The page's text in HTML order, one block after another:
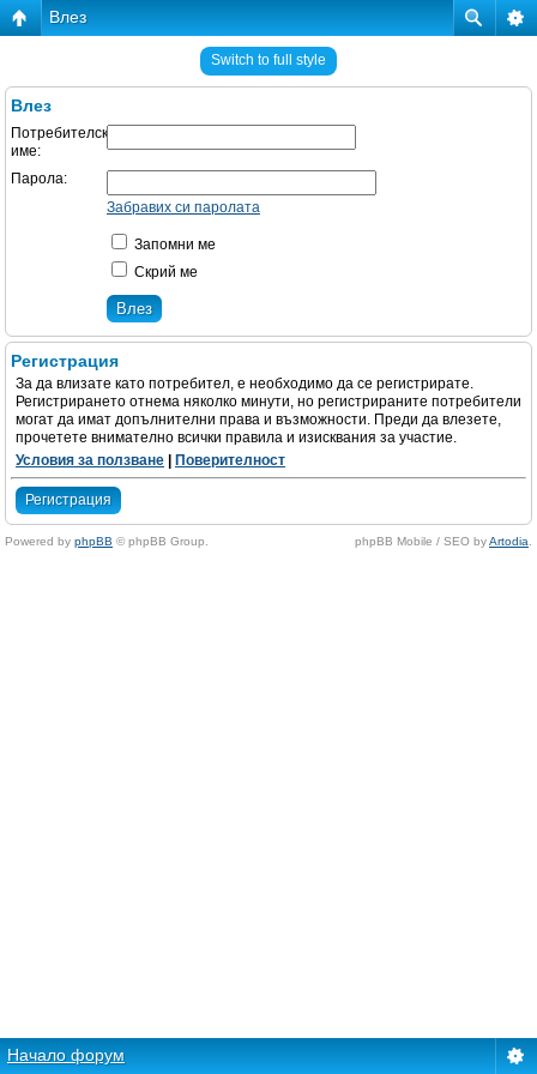
Влез
Switch to full style
Влез
Потребителско
име:
Парола:
Забравих си паролата
Запомни ме
Скрий ме
Регистрация
За да влизате като потребител, е необходимо да се регистрирате.
Регистрирането отнема няколко минути, но регистрираните потребители
могат да имат допълнителни права и възможности. Преди да влезете,
прочетете внимателно всички правила и изисквания за участие.
Условия за ползване
Поверителност
Регистрация
Powered by phpBB © phpBB Group. phpBB Mobile / SEO byArtodia
Начало форум